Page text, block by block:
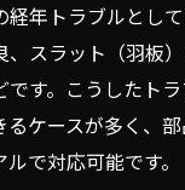
経年トラブルとし
、スラット（羽板
です。こうしたト
るケースが多く、
で対応可能です。